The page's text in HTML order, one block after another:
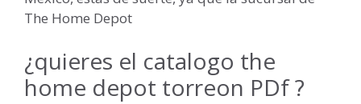
The Home Depot
¿quieres el catalogo the
home depot torreon PDf ?